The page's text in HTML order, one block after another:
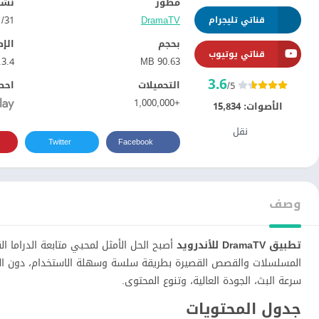
قناتي تليجرام
قناتي يوتيوب
3.6/5
الأصوات:15,834
نقل
DramaTV
31‏/01‏/2025
بحجم
90.63 MB
التحميلات
+1,000,000
Facebook
Twitter
وصف
تطبيق DramaTV للأندرويد
أصبح الحل الأمثل لمحبي متابعة
المسلسلات والقصص القصيرة بطريقة سلسة وسهلة الاستخدام، دون
سرعة البث، الجودة العالية، وتنوع المحتوى.
جدول المحتويات